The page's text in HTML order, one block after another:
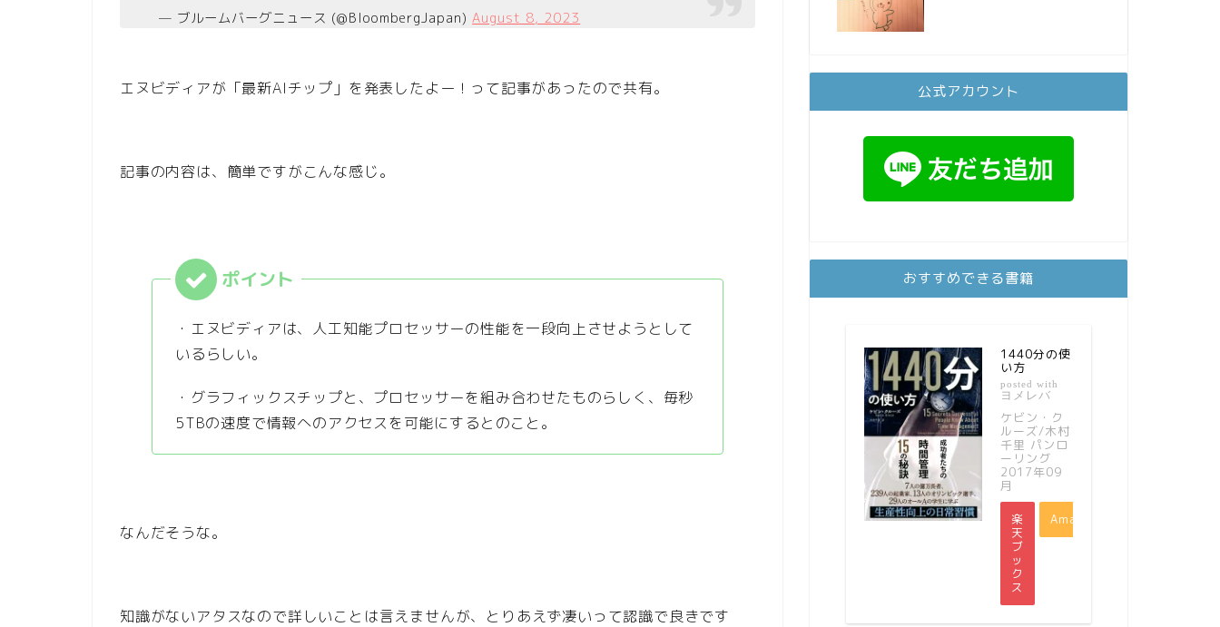
— ブルームバーグニュース (@BloombergJapan)August 8, 2023
エヌビディアが「最新AIチップ」を発表したよー！って記事があったので共有。
記事の内容は、簡単ですがこんな感じ。
・エヌビディアは、人工知能プロセッサーの性能を一段向上させようとして
いるらしい。
・グラフィックスチップと、プロセッサーを組み合わせたものらしく、毎秒
5TBの速度で情報へのアクセスを可能にするとのこと。
なんだそうな。
知識がないアタスなので詳しいことは言えませんが、とりあえず凄いって認識で良きです
公式アカウント
おすすめできる書籍
1440分の使
い方
posted with
ヨメレバ
ケビン・ク
ルーズ/木村
千里 パンロ
ーリング
2017年09
月
楽
天
ブ
ッ
ク
ス
Amazon